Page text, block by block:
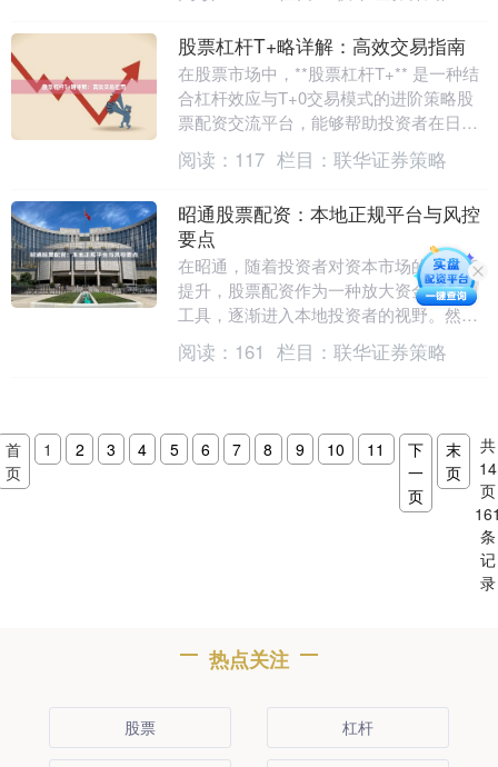
股票杠杆T+略详解：高效交易指南
在股票市场中，**股票杠杆T+** 是一种结
合杠杆效应与T+0交易模式的进阶策略股
票配资交流平台，能够帮助投资者在日内
实现资金效率最大化。本文将从概念、操
作要点....
阅读： 117 栏目： 联华证券策略
昭通股票配资：本地正规平台与风控
要点
在昭通，随着投资者对资本市场的关注度
提升，股票配资作为一种放大资金杠杆的
工具，逐渐进入本地投资者的视野。然
而，配资市场鱼龙混杂，选择正规平台并
掌握风控要点，是保....
阅读： 161 栏目： 联华证券策略
首
页
1 2 3 4 5 6 7 8 9 10 11
下
一
页
末
页
共
14
页
条
记
录
热点关注
股票 杠杆